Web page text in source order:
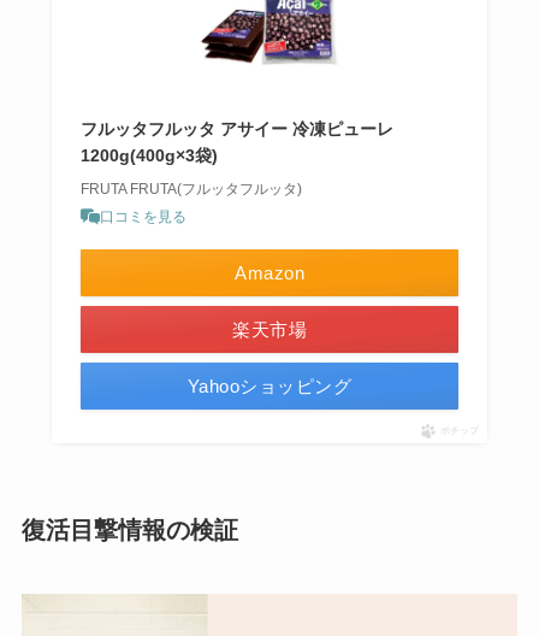
フルッタフルッタ アサイー 冷凍ピューレ
1200g(400g×3袋)
FRUTA FRUTA(フルッタフルッタ)
口コミを見る
Amazon
楽天市場
Yahooショッピング
ポチップ
復活目撃情報の検証